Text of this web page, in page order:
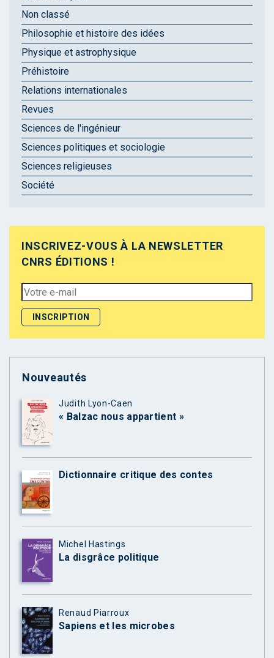
Non classé
Philosophie et histoire des idées
Physique et astrophysique
Préhistoire
Relations internationales
Revues
Sciences de l'ingénieur
Sciences politiques et sociologie
Sciences religieuses
Société
INSCRIVEZ-VOUS À LA NEWSLETTER
CNRS ÉDITIONS !
Nouveautés
Judith Lyon-Caen
« Balzac nous appartient »
Dictionnaire critique des contes
Michel Hastings
La disgrâce politique
Renaud Piarroux
Sapiens et les microbes